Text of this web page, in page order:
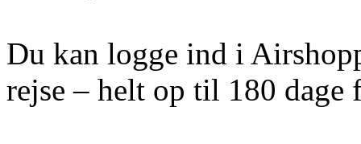
Du kan logge ind i
rejse – helt op til 180 dage